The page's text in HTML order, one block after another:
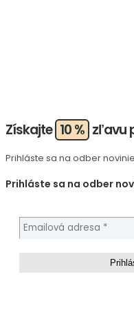
Získajte 10 % zľavu
Prihláste sa na odber
Prihláste sa na odber